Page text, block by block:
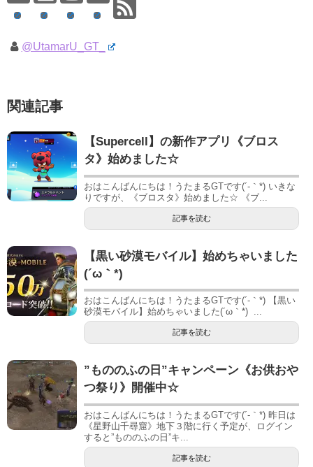
@UtamarU_GT_
関連記事
【Supercell】の新作アプリ《ブロス
タ》始めました☆
おはこんばんにちは！うたまるGTです(´-｀*) いきな
りですが、《ブロスタ》始めました☆ 《ブ...
記事を読む
【黒い砂漠モバイル】始めちゃいました
(´ω｀*)
おはこんばんにちは！うたまるGTです(´-｀*) 【黒い
砂漠モバイル】始めちゃいました(´ω｀*) ...
記事を読む
”もののふの日”キャンペーン《お供おや
つ祭り》開催中☆
おはこんばんにちは！うたまるGTです(´-｀*) 昨日は
《星野山千尋窟》地下３階に行く予定が、ログイン
すると”もののふの日”キ...
記事を読む